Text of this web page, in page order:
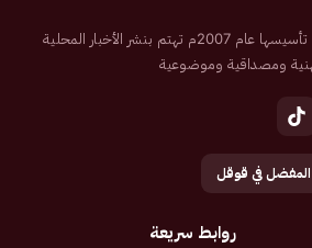
صحيفة إلكترونية سعودية تم تأسيسها عام 2007م تهتم بنشر الأخبار المحلية
ومصداقية وموضوعية
في قوقل
روابط سريعة